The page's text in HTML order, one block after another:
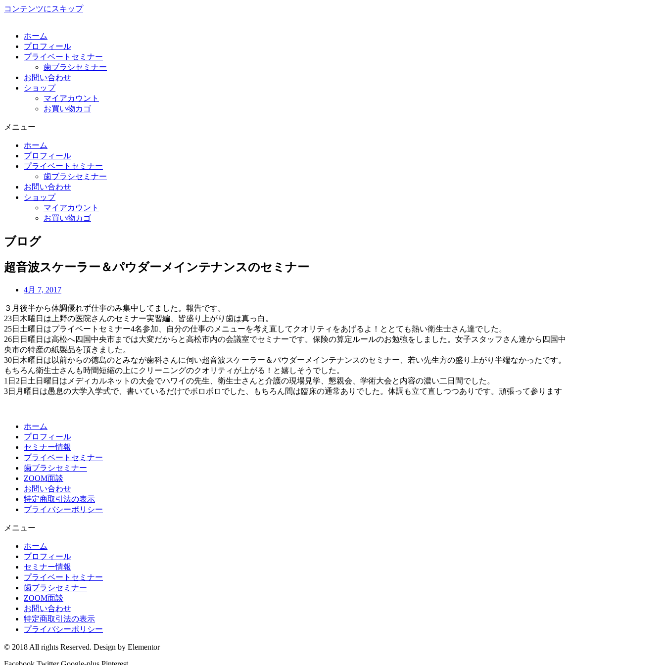
コンテンツにスキップ
ホーム
プロフィール
プライベートセミナー
歯ブラシセミナー
お問い合わせ
ショップ
マイアカウント
お買い物カゴ
メニュー
ホーム
プロフィール
プライベートセミナー
歯ブラシセミナー
お問い合わせ
ショップ
マイアカウント
お買い物カゴ
ブログ
超音波スケーラー＆パウダーメインテナンスのセミナー
4月 7, 2017
３月後半から体調優れず仕事のみ集中してました。報告です。
23日木曜日は上野の医院さんのセミナー実習編、皆盛り上がり歯は真っ白。
25日土曜日はプライベートセミナー4名参加、自分の仕事のメニューを考え直してクオリティをあげるよ！ととても熱い衛生士さん達でした。
26日日曜日は高松へ四国中央市までは大変だからと高松市内の会議室でセミナーです。保険の算定ルールのお勉強をしました。女子スタッフさん達から四国中
央市の特産の紙製品を頂きました。
30日木曜日は以前からの徳島のとみなが歯科さんに伺い超音波スケーラー＆パウダーメインテナンスのセミナー、若い先生方の盛り上がり半端なかったです。
もちろん衛生士さんも時間短縮の上にクリーニングのクオリティが上がる！と嬉しそうでした。
1日2日土日曜日はメディカルネットの大会でハワイの先生、衛生士さんと介護の現場見学、懇親会、学術大会と内容の濃い二日間でした。
3日月曜日は愚息の大学入学式で、書いているだけでボロボロでした、もちろん間は臨床の通常ありでした。体調も立て直しつつありです。頑張って参ります
ホーム
プロフィール
セミナー情報
プライベートセミナー
歯ブラシセミナー
ZOOM面談
お問い合わせ
特定商取引法の表示
プライバシーポリシー
メニュー
ホーム
プロフィール
セミナー情報
プライベートセミナー
歯ブラシセミナー
ZOOM面談
お問い合わせ
特定商取引法の表示
プライバシーポリシー
© 2018 All rights Reserved. Design by Elementor